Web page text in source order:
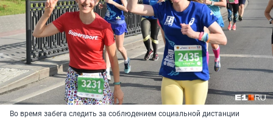
Во время забега следить за соблюдением социальной дистанции